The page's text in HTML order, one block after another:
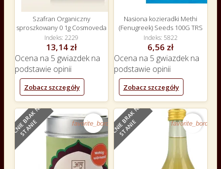
Szafran Organiczny
sproszkowany 0 1g Cosmoveda
Indeks 2229
13,14 zł
Ocena na 5 gwiazdek na
podstawie opinii
Zobacz szczegóły
Nasiona kozieradki Methi
(Fenugreek) Seeds 100G TRS
Indeks 5822
6,56 zł
Ocena na 5 gwiazdek na
podstawie opinii
Zobacz szczegóły
O
B
E
C
N
I
E
B
R
A
K
N
A
S
T
A
N
I
E favorite_borderO
B
E
C
N
I
E
B
R
A
K
N
A
S
T
A
N
I
E favorite_border